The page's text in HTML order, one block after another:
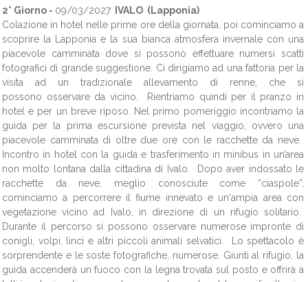
2° Giorno - 09/03/2027 IVALO (Lapponia)
Colazione in hotel nelle prime ore della giornata, poi cominciamo a
scoprire la Lapponia e la sua bianca atmosfera invernale con una
piacevole camminata dove si possono effettuare numersi scatti
fotografici di grande suggestione. Ci dirigiamo ad una fattoria per la
visita ad un tradizionale allevamento di renne, che si
possono osservare da vicino. Rientriamo quindi per il pranzo in
hotel e per un breve riposo. Nel primo pomeriggio incontriamo la
guida per la prima escursione prevista nel viaggio, ovvero una
piacevole camminata di oltre due ore con le racchette da neve.
Incontro in hotel con la guida e trasferimento in minibus in un’area
non molto lontana dalla cittadina di Ivalo. Dopo aver indossato le
racchette da neve, meglio conosciute come “ciaspole”,
cominciamo a percorrere il fiume innevato e un'ampia area con
vegetazione vicino ad Ivalo, in direzione di un rifugio solitario.
Durante il percorso si possono osservare numerose impronte di
conigli, volpi, linci e altri piccoli animali selvatici. Lo spettacolo è
sorprendente e le soste fotografiche, numerose. Giunti al rifugio, la
guida accenderà un fuoco con la legna trovata sul posto e offrirà a